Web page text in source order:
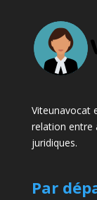
Viteunavocat
relation entre
juridiques.
Par